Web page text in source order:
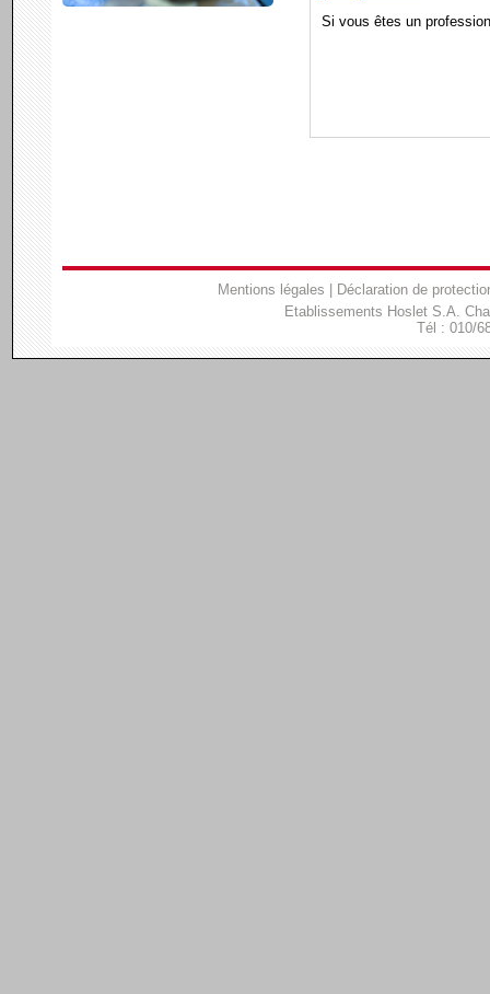
Si vous êtes un
Mentions légales
Déclaration de
Etablissements Hoslet S.A.
Tél : 010/